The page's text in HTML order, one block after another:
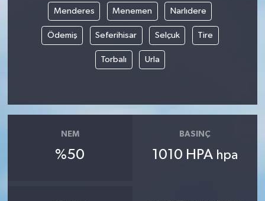
Menderes Menemen Narlıdere
Ödemiş Seferihisar Selçuk Tire
Torbalı Urla
NEM
%50
BASINÇ
1010 HPA hpa